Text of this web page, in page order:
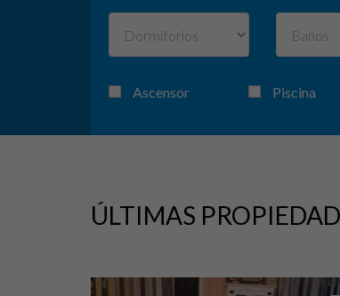
Ascensor Piscina
ÚLTIMAS